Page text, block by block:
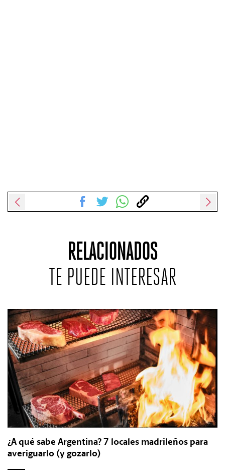
RELACIONADOS
TE PUEDE INTERESAR
¿A qué sabe Argentina? 7 locales madrileños para
averiguarlo (y gozarlo)